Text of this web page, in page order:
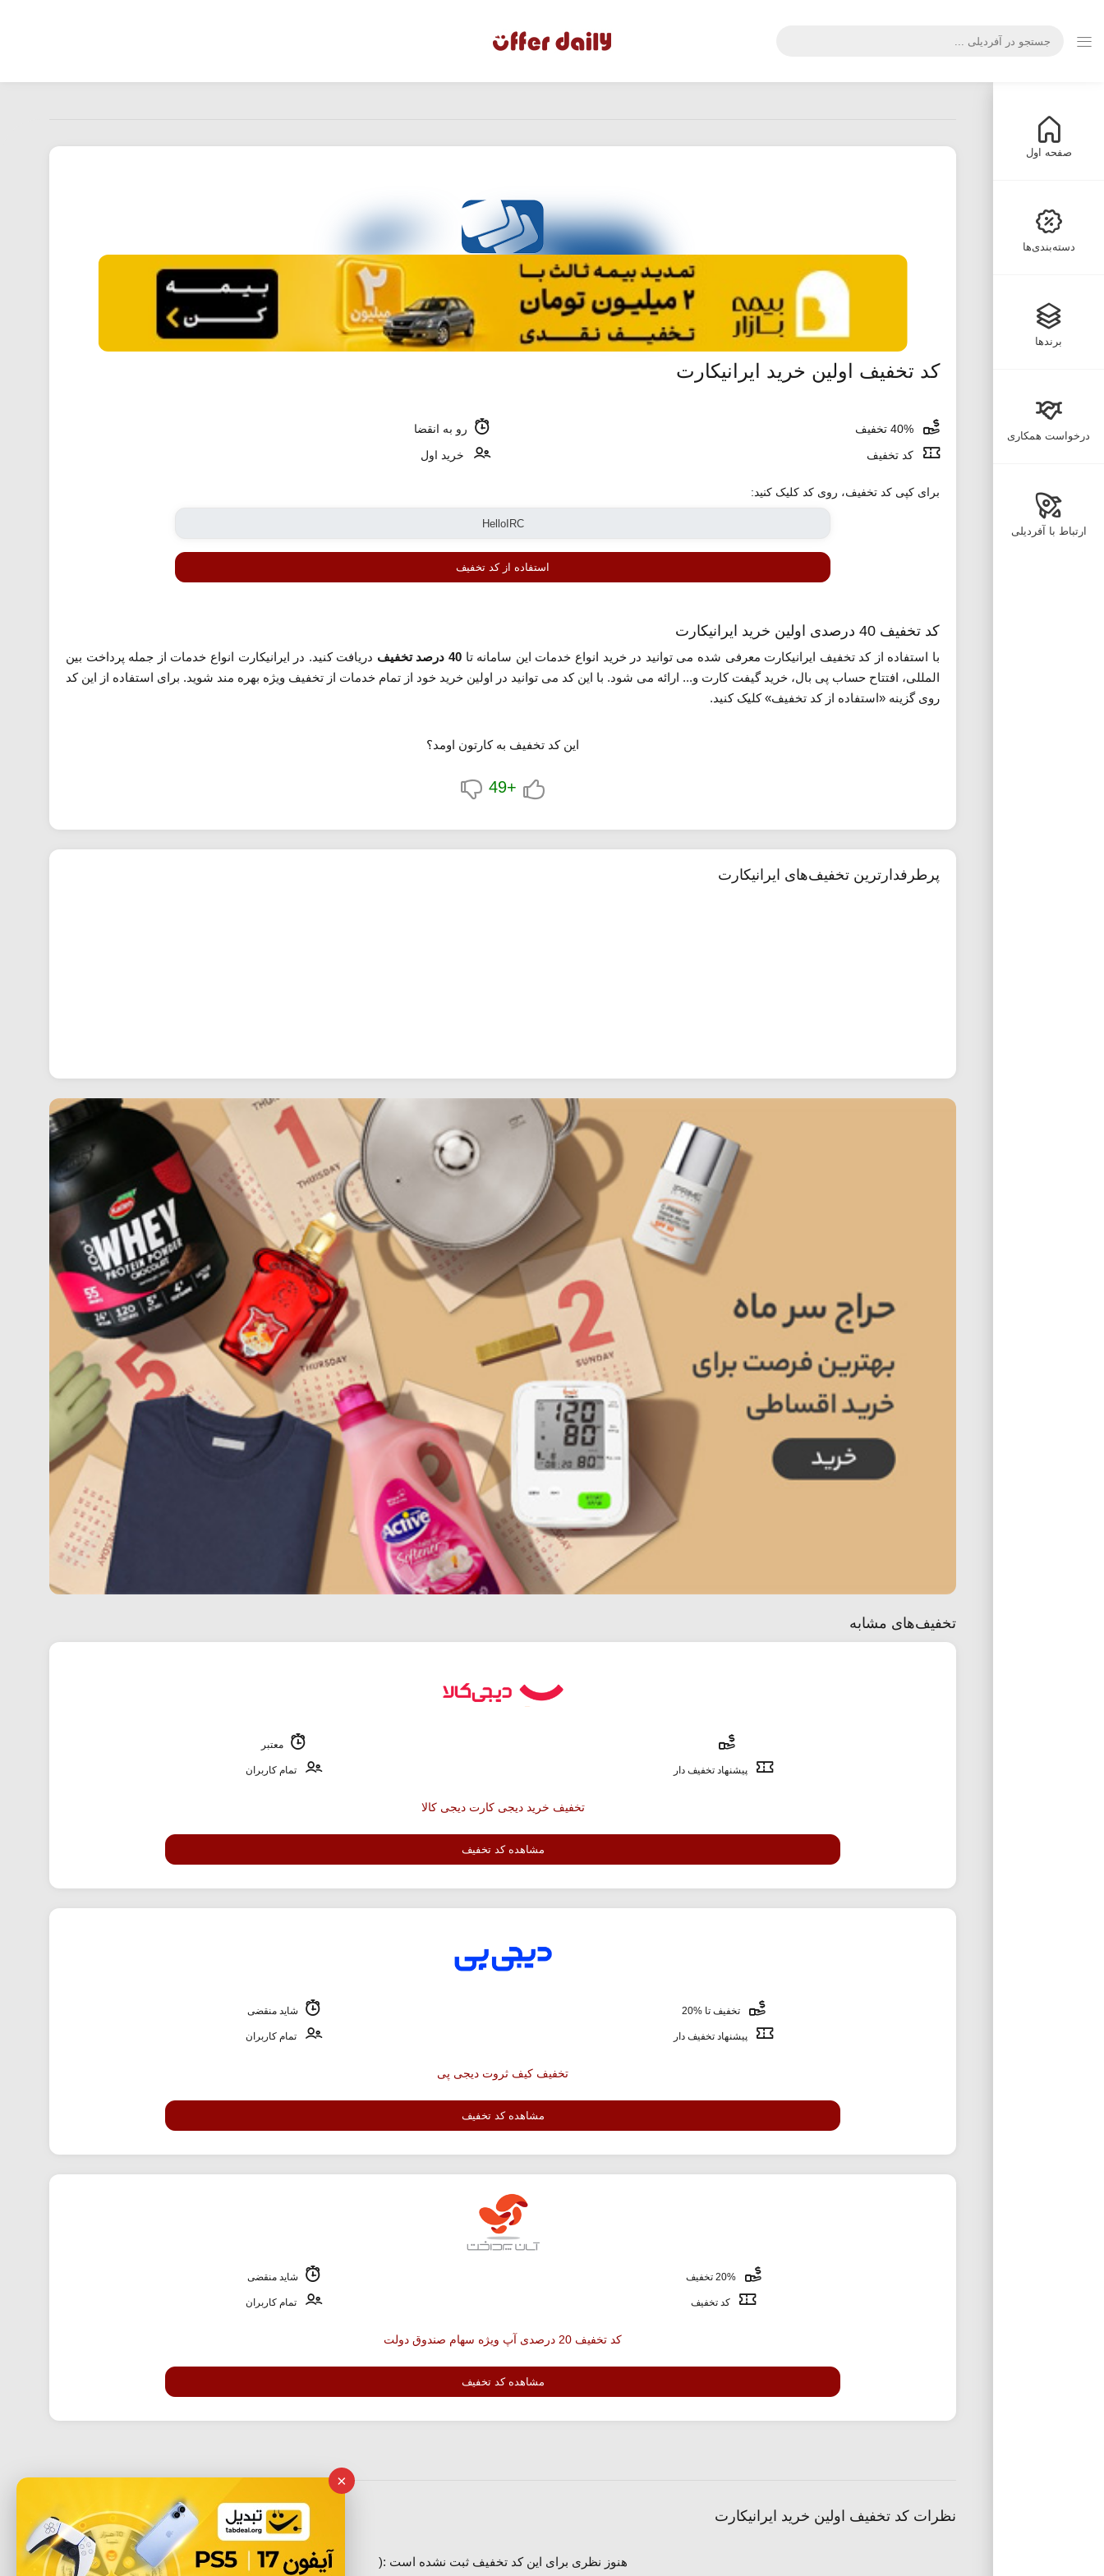
صفحه اول
دسته‌بندی‌ها
برندها
درخواست همکاری
ارتباط با آفردیلی
کد تخفیف اولین خرید ایرانیکارت
رو به انقضا
کد تخفیف
خرید اول
برای کپی کد تخفیف، روی کد کلیک کنید:
استفاده از کد تخفیف
کد تخفیف 40 درصدی اولین خرید ایرانیکارت
با استفاده از کد تخفیف ایرانیکارت معرفی شده می توانید در خرید انواع خدمات این سامانه تا 40 درصد تخفیف
دریافت کنید. در ایرانیکارت انواع خدمات از جمله پرداخت بین
المللی، افتتاح حساب پی بال، خرید گیفت کارت و... ارائه می شود. با این کد می توانید در اولین خرید خود از تمام خدمات از تخفیف ویژه بهره مند شوید. برای استفاده از این کد
روی گزینه «استفاده از کد تخفیف» کلیک کنید.
این کد تخفیف به کارتون اومد؟
+49
پرطرفدارترین تخفیف‌های ایرانیکارت
تخفیف‌های مشابه
معتبر
پیشنهاد تخفیف دار تمام کاربران
تخفیف خرید دیجی کارت دیجی کالا
مشاهده کد تخفیف
تخفیف تا %20 شاید منقضی
پیشنهاد تخفیف دار تمام کاربران
تخفیف کیف ثروت دیجی پی
مشاهده کد تخفیف
20% تخفیف شاید منقضی
کد تخفیف تمام کاربران
کد تخفیف 20 درصدی آپ ویژه سهام صندوق دولت
مشاهده کد تخفیف
نظرات کد تخفیف اولین خرید ایرانیکارت
هنوز نظری برای این کد تخفیف ثبت نشده است :(
×